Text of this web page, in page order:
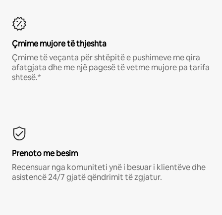
Çmime mujore të thjeshta
Çmime të veçanta për shtëpitë e pushimeve me qira
afatgjata dhe me një pagesë të vetme mujore pa tarifa
shtesë.*
Prenoto me besim
Recensuar nga komuniteti ynë i besuar i klientëve dhe
asistencë 24/7 gjatë qëndrimit të zgjatur.